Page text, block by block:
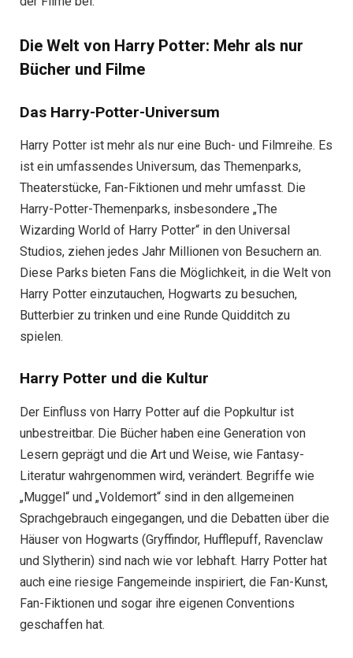
Die Welt von Harry Potter: Mehr als nur
Bücher und Filme
Das Harry-Potter-Universum
Harry Potter ist mehr als nur eine Buch- und Filmreihe. Es
ist ein umfassendes Universum, das Themenparks,
Theaterstücke, Fan-Fiktionen und mehr umfasst. Die
Harry-Potter-Themenparks, insbesondere „The
Wizarding World of Harry Potter“ in den Universal
Studios, ziehen jedes Jahr Millionen von Besuchern an.
Diese Parks bieten Fans die Möglichkeit, in die Welt von
Harry Potter einzutauchen, Hogwarts zu besuchen,
Butterbier zu trinken und eine Runde Quidditch zu
spielen.
Harry Potter und die Kultur
Der Einfluss von Harry Potter auf die Popkultur ist
unbestreitbar. Die Bücher haben eine Generation von
Lesern geprägt und die Art und Weise, wie Fantasy-
Literatur wahrgenommen wird, verändert. Begriffe wie
„Muggel“ und „Voldemort“ sind in den allgemeinen
Sprachgebrauch eingegangen, und die Debatten über die
Häuser von Hogwarts (Gryffindor, Hufflepuff, Ravenclaw
und Slytherin) sind nach wie vor lebhaft. Harry Potter hat
auch eine riesige Fangemeinde inspiriert, die Fan-Kunst,
Fan-Fiktionen und sogar ihre eigenen Conventions
geschaffen hat.